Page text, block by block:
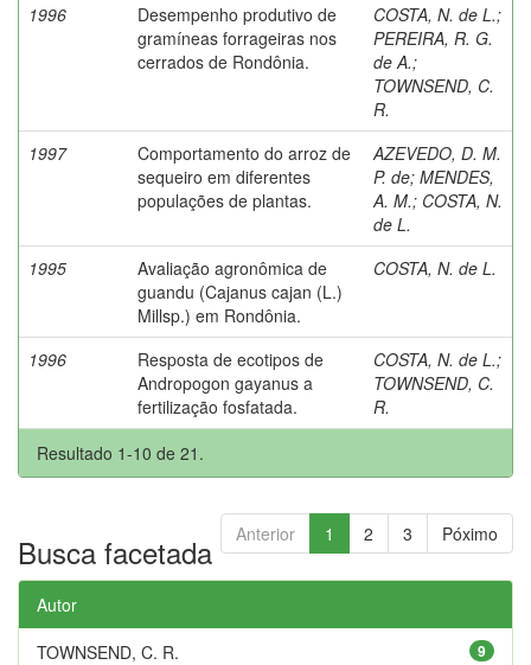
1996
Desempenho produtivo de
gramíneas forrageiras nos
cerrados de Rondônia.
COSTA, N. de L.;
PEREIRA, R. G.
de A.;
TOWNSEND, C.
R.
1997
Comportamento do arroz de
sequeiro em diferentes
populações de plantas.
AZEVEDO, D. M.
P. de; MENDES,
A. M.; COSTA, N.
de L.
1995
Avaliação agronômica de
guandu (Cajanus cajan (L.)
Millsp.) em Rondônia.
COSTA, N. de L.
1996
Resposta de ecotipos de
Andropogon gayanus a
fertilização fosfatada.
COSTA, N. de L.;
TOWNSEND, C.
R.
Resultado 1-10 de 21.
Anterior 1 2 3 Póximo
Busca facetada
Autor
9
TOWNSEND, C. R.